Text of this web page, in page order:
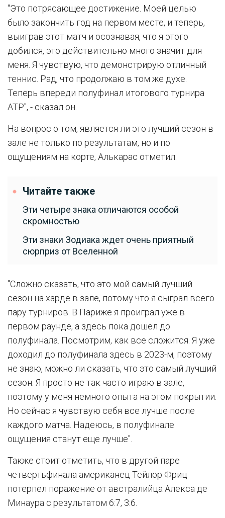
"Это потрясающее достижение. Моей целью
было закончить год на первом месте, и теперь,
выиграв этот матч и осознавая, что я этого
добился, это действительно много значит для
меня. Я чувствую, что демонстрирую отличный
теннис. Рад, что продолжаю в том же духе.
Теперь впереди полуфинал итогового турнира
ATP", - сказал он.
На вопрос о том, является ли это лучший сезон в
зале не только по результатам, но и по
ощущениям на корте, Алькарас отметил:
Читайте также
Эти четыре знака отличаются особой
скромностью
Эти знаки Зодиака ждет очень приятный
сюрприз от Вселенной
"Сложно сказать, что это мой самый лучший
сезон на харде в зале, потому что я сыграл всего
пару турниров. В Париже я проиграл уже в
первом раунде, а здесь пока дошел до
полуфинала. Посмотрим, как все сложится. Я уже
доходил до полуфинала здесь в 2023-м, поэтому
не знаю, можно ли сказать, что это самый лучший
сезон. Я просто не так часто играю в зале,
поэтому у меня немного опыта на этом покрытии.
Но сейчас я чувствую себя все лучше после
каждого матча. Надеюсь, в полуфинале
ощущения станут еще лучше".
Также стоит отметить, что в другой паре
четвертьфинала американец Тейлор Фриц
потерпел поражение от австралийца Алекса де
Минаура с результатом 6:7, 3:6.